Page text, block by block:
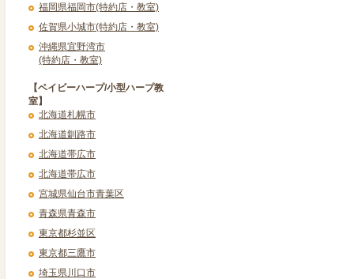
福岡県福岡市(特約店・教室)
佐賀県小城市(特約店・教室)
沖縄県宜野湾市
(特約店・教室)
【ベイビーハープ/小型ハープ教
室】
北海道札幌市
北海道釧路市
北海道帯広市
北海道帯広市
宮城県仙台市青葉区
青森県青森市
東京都杉並区
東京都三鷹市
埼玉県川口市